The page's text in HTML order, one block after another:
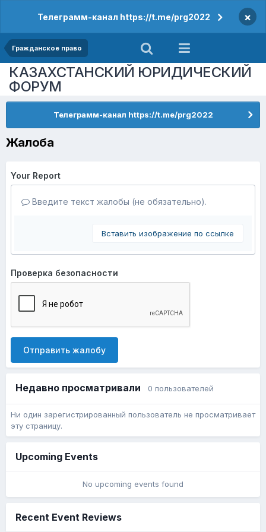
Телеграмм-канал https://t.me/prg2022 ×
Гражданское право
КАЗАХСТАНСКИЙ ЮРИДИЧЕСКИЙ
ФОРУМ
Телеграмм-канал https://t.me/prg2022
Жалоба
Your Report
Введите текст жалобы (не обязательно).
Вставить изображение по ссылке
Проверка безопасности
Отправить жалобу
Недавно просматривали 0 пользователей
Ни один зарегистрированный пользователь не просматривает
эту страницу.
Upcoming Events
No upcoming events found
Recent Event Reviews